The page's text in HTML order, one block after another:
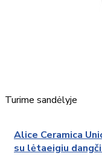
Turime sandėlyje
Alice Ceramica
su lėtaeigiu